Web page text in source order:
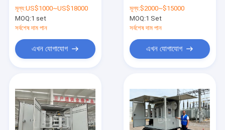
পণ্য
আমাদের সম্পর্কে
মূল্য:US$1000~US$18000
MOQ:1 set
সর্বশেষ দাম পান
এখন যোগাযোগ
≤3ppm and Pressure
≤0.4 Mpa
মূল্য:$2000~$15000
MOQ:1 Set
সর্বশেষ দাম পান
এখন যোগাযোগ